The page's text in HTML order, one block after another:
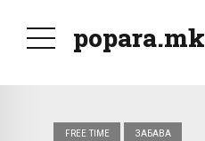
popara.mk
FREE TIME ЗАБАВА